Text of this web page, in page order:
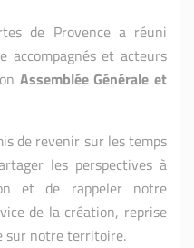
de Provence a réuni
accompagnés et acteurs
Assemblée Générale et
de revenir sur les temps
les perspectives à
et de rappeler notre
de la création, reprise
sur notre territoire.